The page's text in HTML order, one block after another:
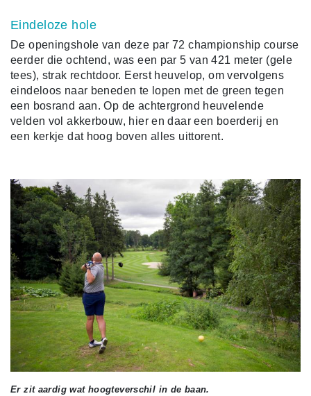
Eindeloze hole
De openingshole van deze par 72 championship course
eerder die ochtend, was een par 5 van 421 meter (gele
tees), strak rechtdoor. Eerst heuvelop, om vervolgens
eindeloos naar beneden te lopen met de green tegen
een bosrand aan. Op de achtergrond heuvelende
velden vol akkerbouw, hier en daar een boerderij en
een kerkje dat hoog boven alles uittorent.
Er zit aardig wat hoogteverschil in de baan.